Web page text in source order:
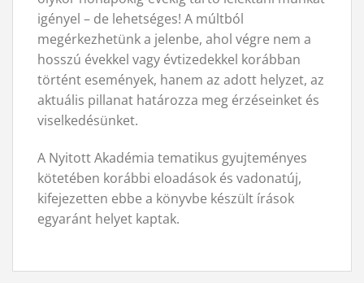
igényel – de lehetséges! A múltból
megérkezhetünk a jelenbe, ahol végre nem a
hosszú évekkel vagy évtizedekkel korábban
történt események, hanem az adott helyzet, az
aktuális pillanat határozza meg érzéseinket és
viselkedésünket.
A Nyitott Akadémia tematikus gyujteményes
kötetében korábbi eloadások és vadonatúj,
kifejezetten ebbe a könyvbe készült írások
egyaránt helyet kaptak.